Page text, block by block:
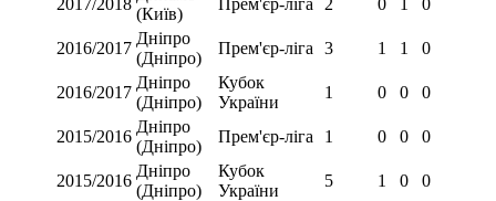
(Київ)
2016/2017
Дніпро
(Дніпро)
Прем'єр-ліга 3 1 1 0
2016/2017
Дніпро
(Дніпро)
Кубок
України
1 0 0 0
2015/2016
Дніпро
(Дніпро)
Прем'єр-ліга 1 0 0 0
2015/2016
Дніпро
(Дніпро)
Кубок
України
5 1 0 0